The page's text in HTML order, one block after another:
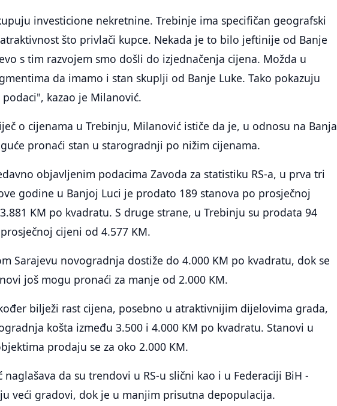
investicione nekretnine. Trebinje ima specifičan geografski
što privlači kupce. Nekada je to bilo jeftinije od Banje
s tim razvojem smo došli do izjednačenja cijena. Možda u
da imamo i stan skuplji od Banje Luke. Tako pokazuju
kazao je Milanović.
o cijenama u Trebinju, Milanović ističe da je, u odnosu na Banja
pronaći stan u starogradnji po nižim cijenama.
objavljenim podacima Zavoda za statistiku RS-a, u prva tri
godine u Banjoj Luci je prodato 189 stanova po prosječnoj
KM po kvadratu. S druge strane, u Trebinju su prodata 94
cijeni od 4.577 KM.
Sarajevu novogradnja dostiže do 4.000 KM po kvadratu, dok se
još mogu pronaći za manje od 2.000 KM.
bilježi rast cijena, posebno u atraktivnijim dijelovima grada,
košta između 3.500 i 4.000 KM po kvadratu. Stanovi u
prodaju se za oko 2.000 KM.
naglašava da su trendovi u RS-u slični kao i u Federaciji BiH -
veći gradovi, dok je u manjim prisutna depopulacija.